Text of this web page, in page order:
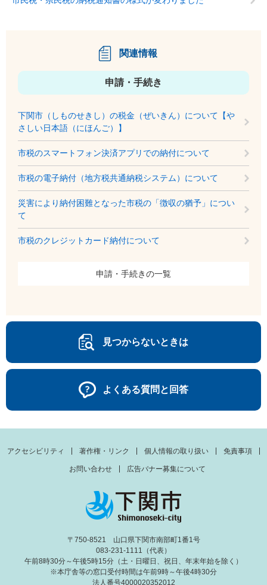
関連情報
申請・手続き
下関市（しものせきし）の税金（ぜいきん）について【や
さしい日本語（にほんご）】
市税のスマートフォン決済アプリでの納付について
市税の電子納付（地方税共通納税システム）について
災害により納付困難となった市税の「徴収の猶予」につい
て
市税のクレジットカード納付について
申請・手続きの一覧
見つからないときは
よくある質問と回答
アクセシビリティ 著作権・リンク 個人情報の取り扱い 免責事項
お問い合わせ 広告バナー募集について
〒750-8521 山口県下関市南部町1番1号
083-231-1111（代表）
午前8時30分～午後5時15分（土・日曜日、祝日、年末年始を除く）
※本庁舎等の窓口受付時間は午前9時～午後4時30分
法人番号4000020352012